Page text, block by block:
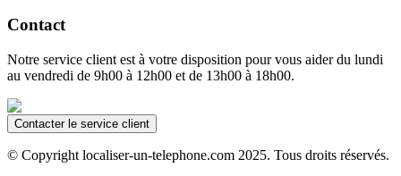
Contact
Notre service client est à votre disposition pour vous aider du lundi
au vendredi de 9h00 à 12h00 et de 13h00 à 18h00.
Contacter le service client
© Copyright localiser-un-telephone.com 2025. Tous droits réservés.